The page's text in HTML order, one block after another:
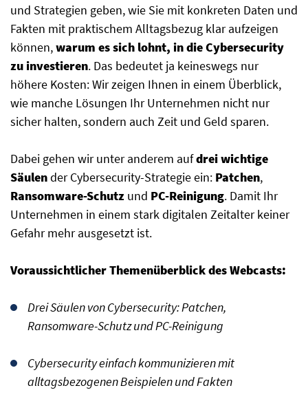
und Strategien geben, wie Sie mit konkreten Daten und
Fakten mit praktischem Alltagsbezug klar aufzeigen
können,warum es sich lohnt, in die Cybersecurity
zu investieren. Das bedeutet ja keineswegs nur
höhere Kosten: Wir zeigen Ihnen in einem Überblick,
wie manche Lösungen Ihr Unternehmen nicht nur
sicher halten, sondern auch Zeit und Geld sparen.
Dabei gehen wir unter anderem aufdrei wichtige
Säulender Cybersecurity-Strategie ein: Patchen,
Ransomware-Schutz und PC-Reinigung. Damit Ihr
Unternehmen in einem stark digitalen Zeitalter keiner
Gefahr mehr ausgesetzt ist.
Voraussichtlicher Themenüberblick des Webcasts:
Drei Säulen von Cybersecurity: Patchen,
Ransomware-Schutz und PC-Reinigung
Cybersecurity einfach kommunizieren mit
alltagsbezogenen Beispielen und Fakten